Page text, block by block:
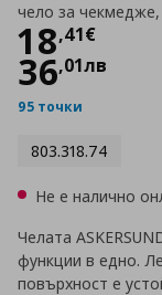
чело за
18,41€
Цена
36,01лв
95 точки
803.318.74
Не е налично
Челата
функции в едно.
повърхност е